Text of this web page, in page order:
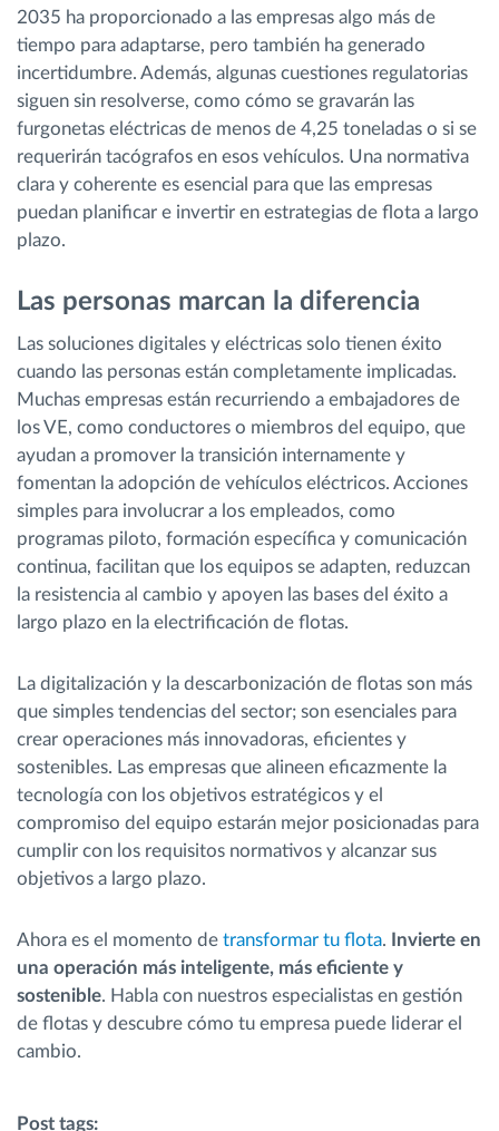
2035 ha proporcionado a las empresas algo más de
tiempo para adaptarse, pero también ha generado
incertidumbre. Además, algunas cuestiones regulatorias
siguen sin resolverse, como cómo se gravarán las
furgonetas eléctricas de menos de 4,25 toneladas o si se
requerirán tacógrafos en esos vehículos. Una normativa
clara y coherente es esencial para que las empresas
puedan planificar e invertir en estrategias de flota a largo
plazo.
Las personas marcan la diferencia
Las soluciones digitales y eléctricas solo tienen éxito
cuando las personas están completamente implicadas.
Muchas empresas están recurriendo a embajadores de
los VE, como conductores o miembros del equipo, que
ayudan a promover la transición internamente y
fomentan la adopción de vehículos eléctricos. Acciones
simples para involucrar a los empleados, como
programas piloto, formación específica y comunicación
continua, facilitan que los equipos se adapten, reduzcan
la resistencia al cambio y apoyen las bases del éxito a
largo plazo en la electrificación de flotas.
La digitalización y la descarbonización de flotas son más
que simples tendencias del sector; son esenciales para
crear operaciones más innovadoras, eficientes y
sostenibles. Las empresas que alineen eficazmente la
tecnología con los objetivos estratégicos y el
compromiso del equipo estarán mejor posicionadas para
cumplir con los requisitos normativos y alcanzar sus
objetivos a largo plazo.
Ahora es el momento de transformar tu flota.
Invierte en
una operación más inteligente, más eficiente y
sostenible. Habla con nuestros especialistas en gestión
de flotas y descubre cómo tu empresa puede liderar el
cambio.
Post tags: